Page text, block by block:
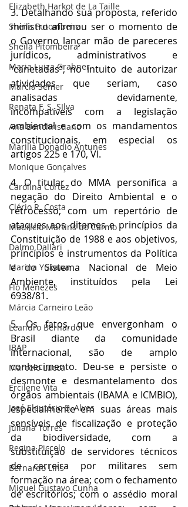
Elizabeth Harkot de La Taille
Sheila Putombeira
Sheila Pitombeira
Maria Luiza Grabner
Marcia Semer
Renata F. S. SIlva
Ana Bonchristiano
Marilia Donadio Antunes
Monique Gonçalves
Carolina Cortez
Clério R. Costa
Maurício Martins do Carmo
Dalmo Dallari
Marina Yukawa
Flo Menezes
Márcia Carneiro Leão
Leandro Bernardo
IBAP
Marcelo Lucca
Ercilene Vita
José Eleutério B. Alves
Juliana Torres
Regina Piccolo
Bernardo Lins
Miguel Gustavo Cunha
3. Detalhando sua proposta, referido
ministro afirmou ser o momento de
o Governo lançar mão de pareceres
jurídicos, administrativos e
“canetadas”, no intuito de autorizar
atividades que seriam, caso
analisadas devidamente,
incompatíveis com a legislação
ambiental e com os mandamentos
constitucionais, em especial os
artigos 225 e 170, VI.
4. O titular do MMA personifica a
negação do Direito Ambiental e o
retrocesso, com um repertório de
ataques aos ditames e princípios da
Constituição de 1988 e aos objetivos,
princípios e instrumentos da Política
e do Sistema Nacional de Meio
Ambiente, instituídos pela Lei
6938/81.
5. Os fatos, que envergonham o
Brasil diante da comunidade
internacional, são de amplo
conhecimento. Deu-se e persiste o
desmonte e desmantelamento dos
órgãos ambientais (IBAMA e ICMBIO),
especialmente em suas áreas mais
sensíveis de fiscalização e proteção
da biodiversidade, com a
substituição de servidores técnicos
de carreira por militares sem
formação na área; com o fechamento
de escritórios; com o assédio moral